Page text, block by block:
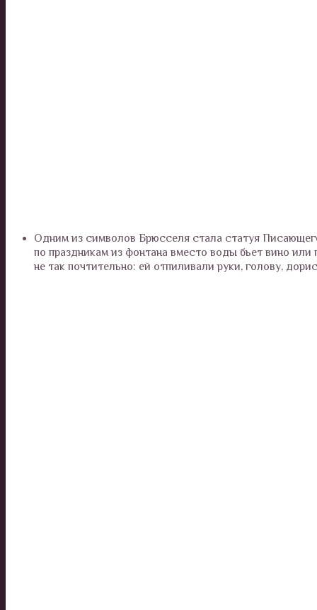
Одним из символов Брюсселя стала статуя
по праздникам из фонтана вместо воды бьет вино или
не так почтительно: ей отпиливали руки, голову,